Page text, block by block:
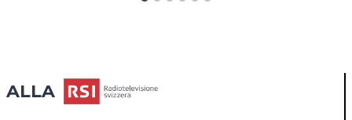
ALLA